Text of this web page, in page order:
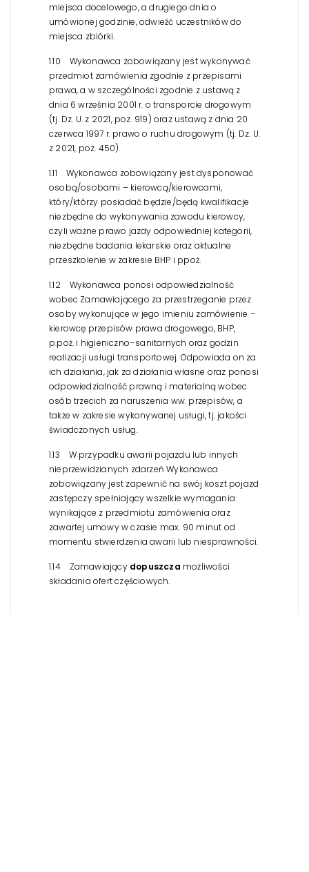
miejsca docelowego, a drugiego dnia o
umówionej godzinie, odwieźć uczestników do
miejsca zbiórki.
1.10 Wykonawca zobowiązany jest wykonywać
przedmiot zamówienia zgodnie z przepisami
prawa, a w szczególności zgodnie z ustawą z
dnia 6 września 2001 r. o transporcie drogowym
(tj. Dz. U. z 2021, poz. 919) oraz ustawą z dnia 20
czerwca 1997 r. prawo o ruchu drogowym (tj. Dz. U.
z 2021, poz. 450).
1.11 Wykonawca zobowiązany jest dysponować
osobą/osobami – kierowcą/kierowcami,
który/którzy posiadać będzie/będą kwalifikacje
niezbędne do wykonywania zawodu kierowcy,
czyli ważne prawo jazdy odpowiedniej kategorii,
niezbędne badania lekarskie oraz aktualne
przeszkolenie w zakresie BHP i ppoż.
1.12 Wykonawca ponosi odpowiedzialność
wobec Zamawiającego za przestrzeganie przez
osoby wykonujące w jego imieniu zamówienie –
kierowcę przepisów prawa drogowego, BHP,
p.poż. i higieniczno–sanitarnych oraz godzin
realizacji usługi transportowej. Odpowiada on za
ich działania, jak za działania własne oraz ponosi
odpowiedzialność prawną i materialną wobec
osób trzecich za naruszenia ww. przepisów, a
także w zakresie wykonywanej usługi, tj. jakości
świadczonych usług.
1.13 W przypadku awarii pojazdu lub innych
nieprzewidzianych zdarzeń Wykonawca
zobowiązany jest zapewnić na swój koszt pojazd
zastępczy spełniający wszelkie wymagania
wynikające z przedmiotu zamówienia oraz
zawartej umowy w czasie max. 90 minut od
momentu stwierdzenia awarii lub niesprawności.
1.14 Zamawiający dopuszcza możliwości
składania ofert częściowych.